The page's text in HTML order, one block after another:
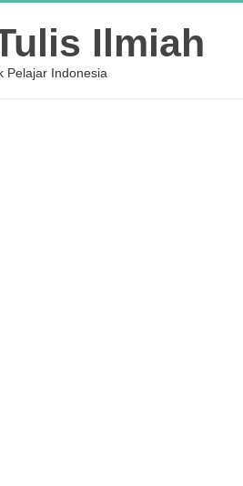
Ilmiah
Pelajar Indonesia